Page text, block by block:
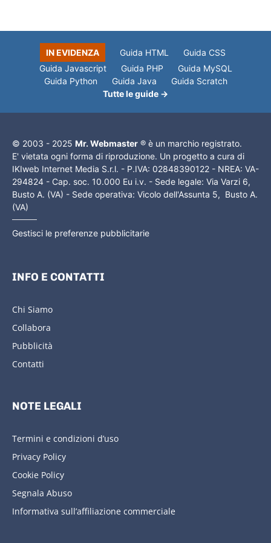
IN EVIDENZA Guida HTML
Guida CSS
Guida Javascript
Guida PHP
Guida MySQL
Guida Python
Guida Java
Guida Scratch
Tutte le guide →
© 2003 - 2025 Mr. Webmaster ® è un marchio registrato.
E' vietata ogni forma di riproduzione. Un progetto a cura di
IKIweb Internet Media S.r.l. - P.IVA: 02848390122 - NREA: VA-
294824 - Cap. soc. 10.000 Eu i.v. - Sede legale: Via Varzi 6,
Busto A. (VA) - Sede operativa: Vicolo dell'Assunta 5, Busto A.
(VA)
Gestisci le preferenze pubblicitarie
INFO E CONTATTI
Chi Siamo
Collabora
Pubblicità
Contatti
NOTE LEGALI
Termini e condizioni d’uso
Privacy Policy
Cookie Policy
Segnala Abuso
Informativa sull’affiliazione commerciale